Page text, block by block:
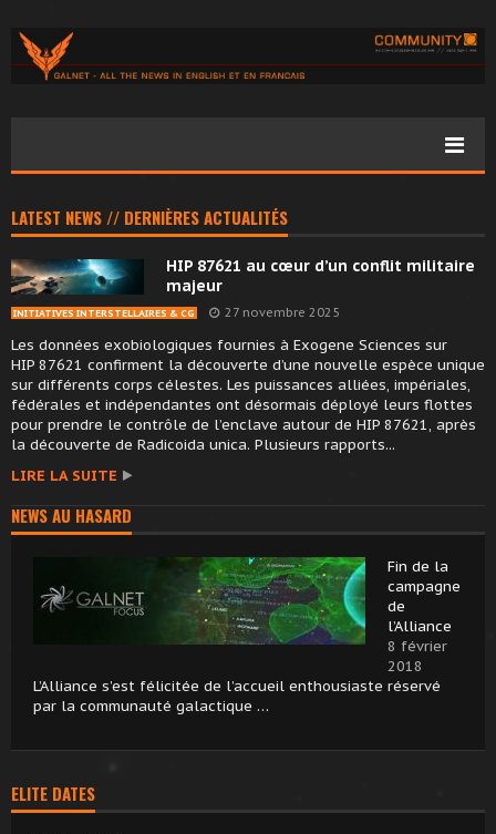
LATEST NEWS // DERNIÈRES ACTUALITÉS
HIP 87621 au cœur d’un conflit militaire
majeur
INITIATIVES INTERSTELLAIRES & CG 27 novembre 2025
Les données exobiologiques fournies à Exogene Sciences sur
HIP 87621 confirment la découverte d’une nouvelle espèce unique
sur différents corps célestes. Les puissances alliées, impériales,
fédérales et indépendantes ont désormais déployé leurs flottes
pour prendre le contrôle de l’enclave autour de HIP 87621, après
la découverte de Radicoida unica. Plusieurs rapports...
LIRE LA SUITE
NEWS AU HASARD
Fin de la
campagne
de
l’Alliance
8 février
2018
L’Alliance s’est félicitée de l’accueil enthousiaste réservé
par la communauté galactique …
ELITE DATES